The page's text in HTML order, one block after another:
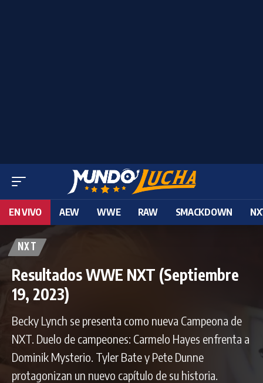
EN VIVO AEW WWE RAW SMACKDOWN
NXT
Resultados WWE NXT (Septiembre
19, 2023)
Becky Lynch se presenta como nueva Campeona de
NXT. Duelo de campeones: Carmelo Hayes enfrenta a
Dominik Mysterio. Tyler Bate y Pete Dunne
protagonizan un nuevo capítulo de su historia.